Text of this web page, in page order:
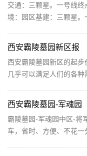
交通：三颗星。一号线
境：园区基建：三颗星
西安霸陵墓园新区报
西安霸陵墓园新区的起步
几乎可以满足人们的各
西安霸陵墓园-军魂园
霸陵墓园-军魂园中区-将
车，省时、方便、不花